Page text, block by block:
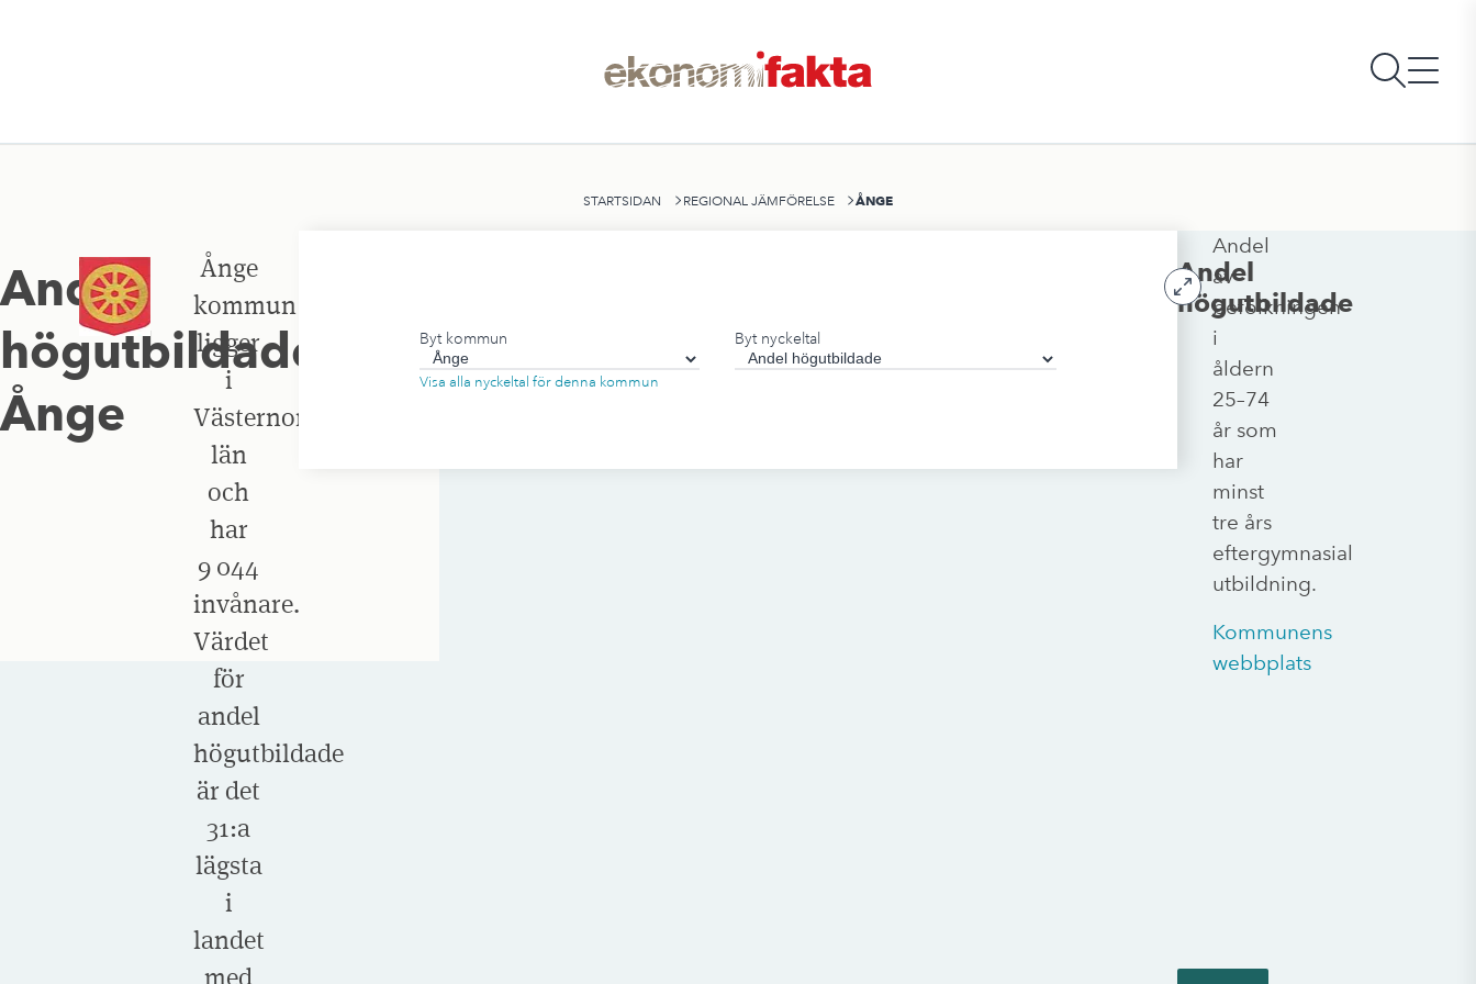
STARTSIDAN REGIONAL JÄMFÖRELSE ÅNGE
Andel
högutbildade
Ånge
Ånge
kommun
ligger
i
Västernorrlands
län
och
har
9 044
invånare.
Värdet
för
andel
högutbildade
är det
31:a
lägsta
i
landet
med
Byt kommun Byt nyckeltal
Visa alla nyckeltal för denna kommun
Andel
högutbildade
Andel
av
befolkningen
i
åldern
25–74
år som
har
minst
tre års
eftergymnasial
utbildning.
Kommunens
webbplats